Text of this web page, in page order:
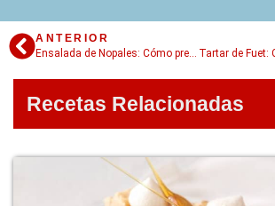
ANTERIOR
Ensalada de Nopales: Cómo prepararla para que quede sabrosísima
Recetas Relacionadas